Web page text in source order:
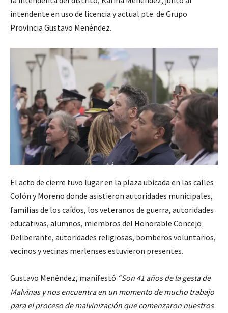
intendente en uso de licencia y actual pte. de Grupo
Provincia Gustavo Menéndez.
El acto de cierre tuvo lugar en la plaza ubicada en las calles
Colón y Moreno donde asistieron autoridades municipales,
familias de los caídos, los veteranos de guerra, autoridades
educativas, alumnos, miembros del Honorable Concejo
Deliberante, autoridades religiosas, bomberos voluntarios,
vecinos y vecinas merlenses estuvieron presentes.
Gustavo Menéndez, manifestó “Son 41 años de la gesta de
Malvinas y nos encuentra en un momento de mucho trabajo
para el proceso de malvinización que comenzaron nuestros